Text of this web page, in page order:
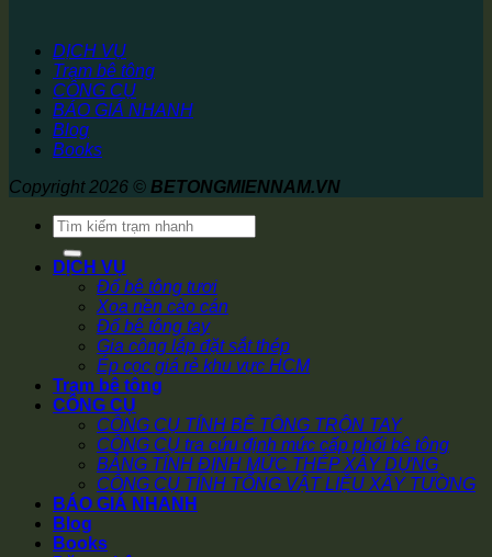
DỊCH VỤ
Trạm bê tông
CÔNG CỤ
BÁO GIÁ NHANH
Blog
Books
Copyright 2026 © BETONGMIENNAM.VN
Tìm
kiếm:
DỊCH VỤ
Đổ bê tông tươi
Xoa nền cào cán
Đổ bê tông tay
Gia công lắp đặt sắt thép
Ép cọc giá rẻ khu vực HCM
Trạm bê tông
CÔNG CỤ
CÔNG CỤ TÍNH BÊ TÔNG TRỘN TAY
CÔNG CỤ tra cứu định mức cấp phối bê tông
BẢNG TÍNH ĐỊNH MỨC THÉP XÂY DỰNG
CÔNG CỤ TÍNH TỔNG VẬT LIỆU XÂY TƯỜNG
BÁO GIÁ NHANH
Blog
Books